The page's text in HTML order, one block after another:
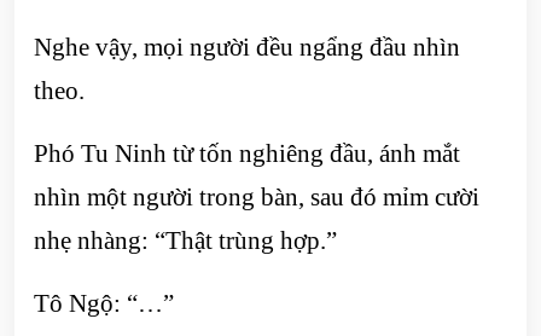
Nghe vậy, mọi người đều ngẩng đầu nhìn
theo.
Phó Tu Ninh từ tốn nghiêng đầu, ánh mắt
nhìn một người trong bàn, sau đó mỉm cười
nhẹ nhàng: “Thật trùng hợp.”
Tô Ngộ: “…”